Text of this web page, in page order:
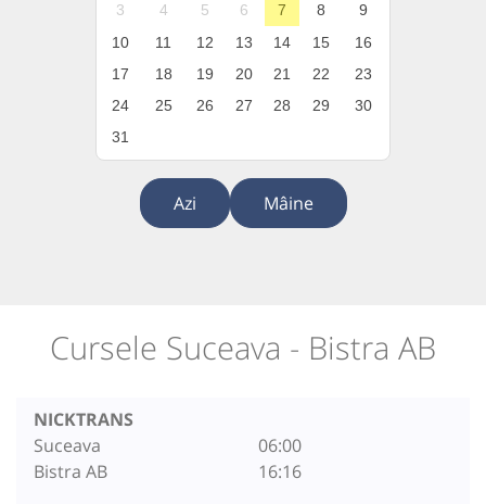
3
4 5 6 7 8
9
10
11 12 13 14 15
16
17
18 19 20 21 22
23
24
25 26 27 28 29
30
31
Azi Mâine
Cursele Suceava - Bistra AB
NICKTRANS
Suceava
Bistra AB
06:00
16:16